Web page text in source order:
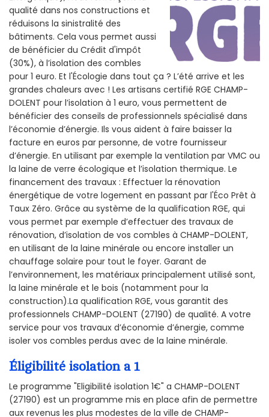
qualité dans nos constructions et
réduisons la sinistralité des
bâtiments. Cela vous permet aussi
de bénéficier du Crédit d'impôt
(30%), à l’isolation des combles
pour 1 euro. Et l'Écologie dans tout ça ? L’été arrive et les
grandes chaleurs avec ! Les artisans certifié RGE CHAMP-
DOLENT pour l’isolation à 1 euro, vous permettent de
bénéficier des conseils de professionnels spécialisé dans
l’économie d’énergie. Ils vous aident à faire baisser la
facture en euros par personne, de votre fournisseur
d’énergie. En utilisant par exemple la ventilation par VMC ou
la laine de verre écologique et l’isolation thermique. Le
financement des travaux : Effectuer la rénovation
énergétique de votre logement en passant par l'Éco Prêt à
Taux Zéro. Grâce au système de la qualification RGE, qui
vous permet par exemple d’effectuer des travaux de
rénovation, d’isolation de vos combles à CHAMP-DOLENT,
en utilisant de la laine minérale ou encore installer un
chauffage solaire pour tout le foyer. Garant de
l’environnement, les matériaux principalement utilisé sont,
la laine minérale et le bois (notamment pour la
construction).La qualification RGE, vous garantit des
professionnels CHAMP-DOLENT (27190) de qualité. A votre
service pour vos travaux d’économie d’énergie, comme
isoler vos combles perdus avec de la laine minérale.
Éligibilité isolation a 1
Le programme "Eligibilité isolation 1€" a CHAMP-DOLENT
(27190) est un programme mis en place afin de permettre
aux revenus les plus modestes de la ville de CHAMP-